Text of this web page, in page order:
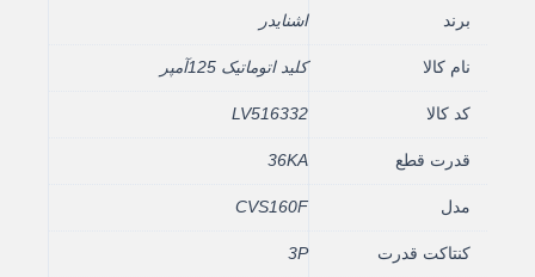
اشنایدر
نام کالا کلید اتوماتیک 125آمپر
کد کالا LV516332
قدرت قطع 36KA
CVS160F
کنتاکت قدرت